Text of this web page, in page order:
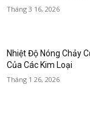
Tháng 3 16, 2026
Nhiệt Độ Nóng Chảy
Của Các Kim Loại
Tháng 1 26, 2026